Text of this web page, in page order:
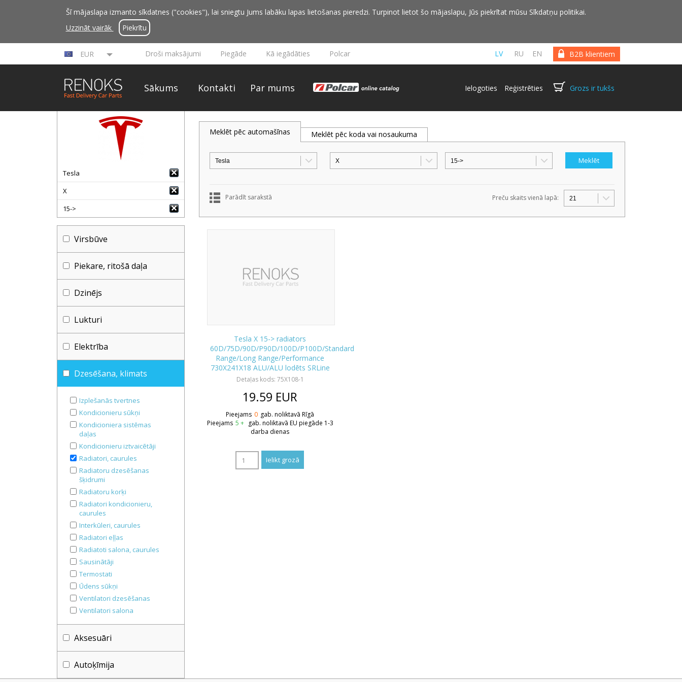
Šī mājaslapa izmanto sīkdatnes ("cookies"), lai sniegtu Jums labāku lapas lietošanas pieredzi. Turpinot lietot šo mājaslapu, Jūs piekrītat mūsu Sīkdatņu politikai.
Uzzināt vairāk
Piekrītu
EUR B2B klientiem
LV RU EN
Droši maksājumi Piegāde Kā iegādāties Polcar
Sākums Kontakti Par mums Ielogoties Reģistrēties Grozs ir tukšs
Tesla
X
15->
Virsbūve
Piekare, ritošā daļa
Dzinējs
Lukturi
Elektrība
Dzesēšana, klimats
Izplešanās tvertnes
Kondicionieru sūkņi
Kondicioniera sistēmas
daļas
Kondicionieru iztvaicētāji
Radiatori, caurules
Radiatoru dzesēšanas
šķidrumi
Radiatoru korķi
Radiatori kondicionieru,
caurules
Interkūleri, caurules
Radiatori eļļas
Radiatoti salona, caurules
Sausinātāji
Termostati
Ūdens sūkņi
Ventilatori dzesēšanas
Ventilatori salona
Aksesuāri
Autoķīmija
Meklēt pēc automašīnas Meklēt pēc koda vai nosaukuma
Parādīt sarakstā Preču skaits vienā lapā:
Tesla X 15-> radiators
60D/75D/90D/P90D/100D/P100D/Standard
Range/Long Range/Performance
730X241X18 ALU/ALU lodēts SRLine
Detaļas kods: 75X108-1
19.59 EUR
Pieejams 0 gab. noliktavā Rīgā
Pieejams 5 + gab. noliktavā EU piegāde 1-3
darba dienas